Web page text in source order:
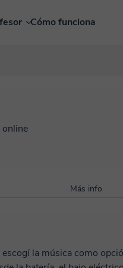
Cómo funciona
online
Más info
la música como